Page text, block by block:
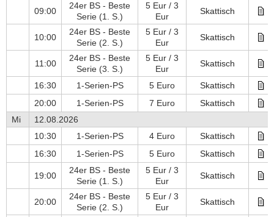
09:00
24er BS - Beste
Serie (1. S.)
5 Eur / 3
Eur
Skattisch
10:00
24er BS - Beste
Serie (2. S.)
5 Eur / 3
Eur
Skattisch
11:00
24er BS - Beste
Serie (3. S.)
5 Eur / 3
Eur
Skattisch
16:30 1-Serien-PS 5 Euro
Skattisch
20:00
1-Serien-PS 7 Euro
Skattisch
Mi
12.08.2026
10:30
1-Serien-PS 4 Euro
Skattisch
16:30
1-Serien-PS 5 Euro Skattisch
19:00
24er BS - Beste
Serie (1. S.)
5 Eur / 3
Eur
Skattisch
20:00
24er BS - Beste
Serie (2. S.)
5 Eur / 3
Eur
Skattisch